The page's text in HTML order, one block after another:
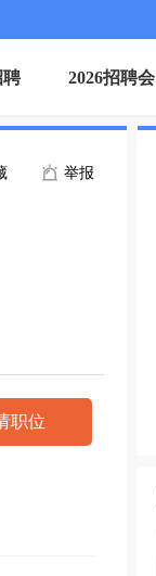
聘 2026招聘会
举报
职位